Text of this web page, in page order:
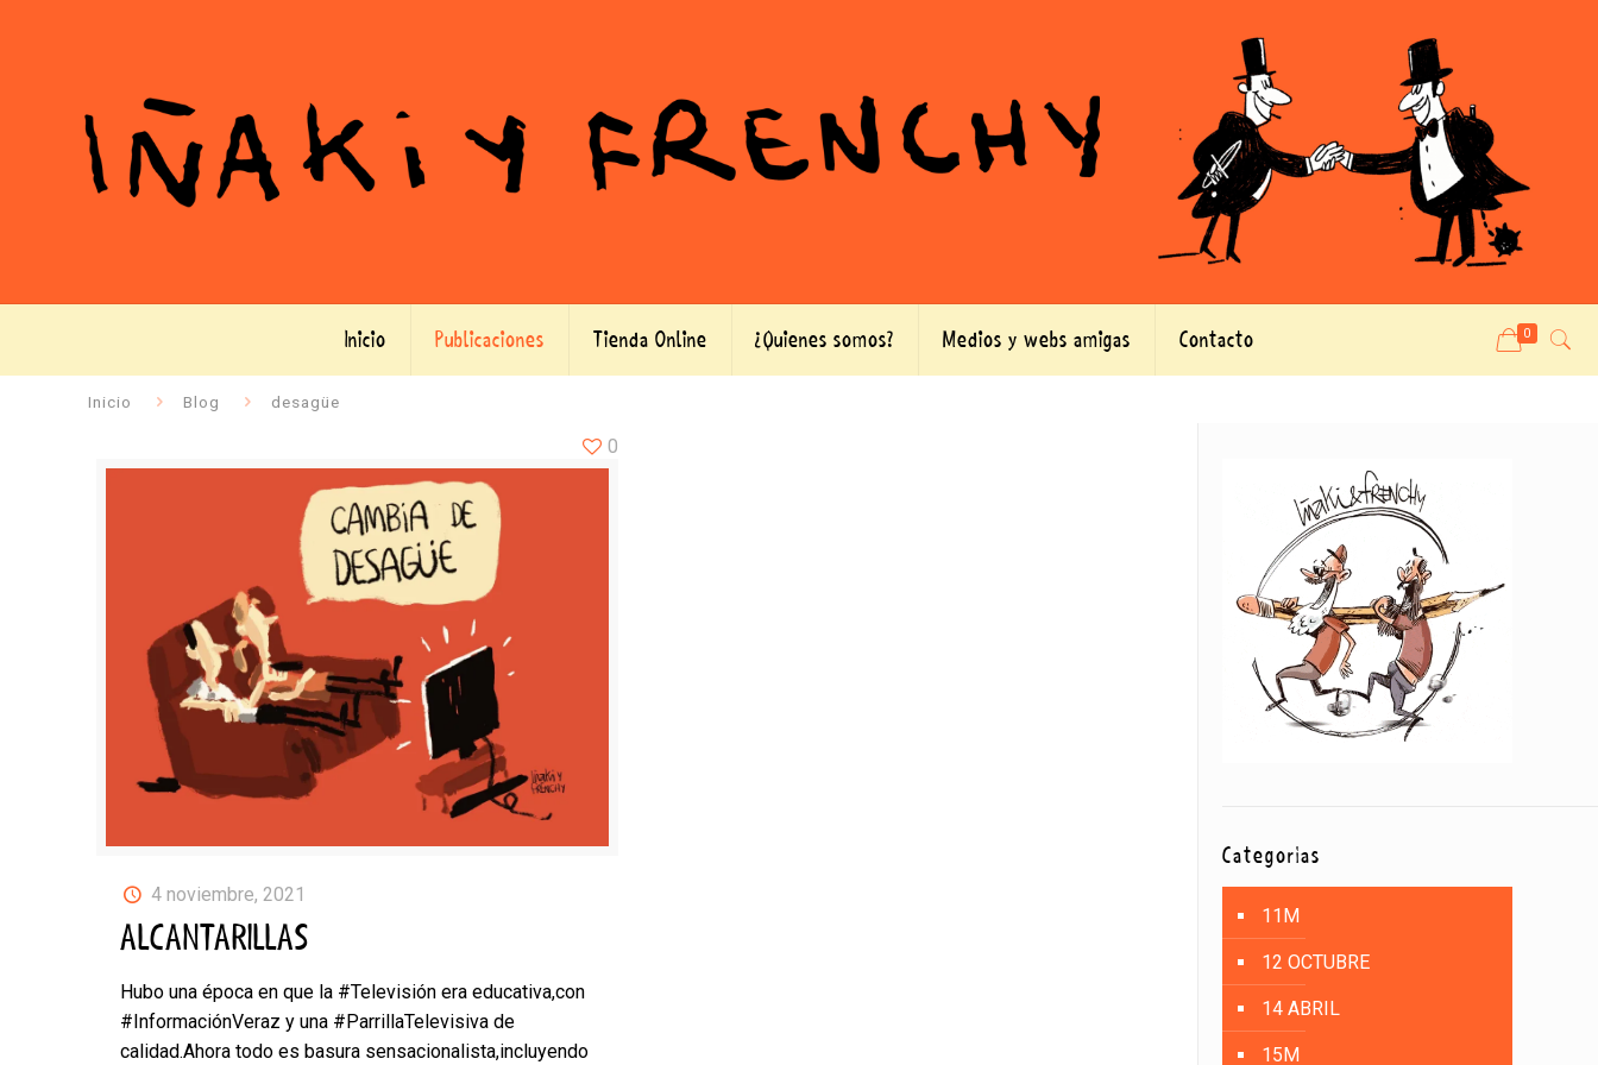
Inicio Publicaciones Tienda Online ¿Quienes somos? Medios y webs amigas Contacto 0
Inicio Blog desagüe
4 noviembre, 2021
ALCANTARILLAS
Hubo una época en que la #Televisión era educativa,con
#InformaciónVeraz y una #ParrillaTelevisiva de
calidad.Ahora todo es basura sensacionalista,incluyendo
0
Categorías
11M
12 OCTUBRE
14 ABRIL
15M